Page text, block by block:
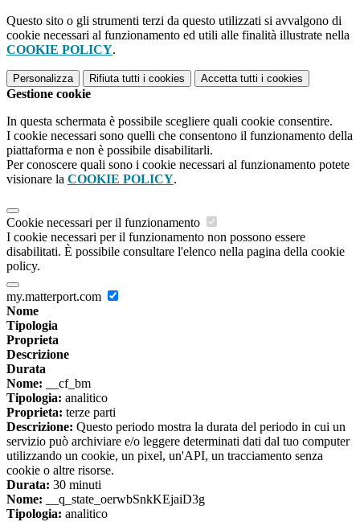
Questo sito o gli strumenti terzi da questo utilizzati si avvalgono di
cookie necessari al funzionamento ed utili alle finalità illustrate nella
COOKIE POLICY.
Personalizza Rifiuta tutti i cookies Accetta tutti i cookies
Gestione cookie
In questa schermata è possibile scegliere quali cookie consentire.
I cookie necessari sono quelli che consentono il funzionamento della
piattaforma e non è possibile disabilitarli.
Per conoscere quali sono i cookie necessari al funzionamento potete
visionare la COOKIE POLICY.
Cookie necessari per il funzionamento
I cookie necessari per il funzionamento non possono essere
disabilitati. È possibile consultare l'elenco nella pagina della cookie
policy.
my.matterport.com
Nome
Tipologia
Proprieta
Descrizione
Durata
Nome: __cf_bm
Tipologia: analitico
Proprieta: terze parti
Descrizione: Questo periodo mostra la durata del periodo in cui un
servizio può archiviare e/o leggere determinati dati dal tuo computer
utilizzando un cookie, un pixel, un'API, un tracciamento senza
cookie o altre risorse.
Durata: 30 minuti
Nome: __q_state_oerwbSnkKEjaiD3g
Tipologia: analitico